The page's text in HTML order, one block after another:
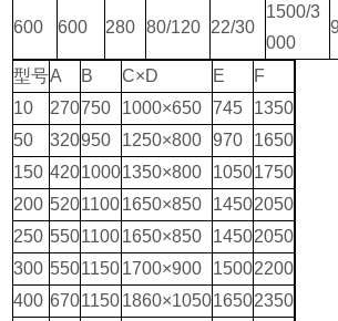
600 600 280 80/120 22/30
1500/3
000
型号A B C×D E
F
10
270750 1000×650 745
1350
50
320950 1250×800 970
1650
150 42010001350×800 10501750
200 52011001650×850 14502050
250 55011001650×850 14502050
300 55011501700×900 15002200
400 67011501860×105016502350